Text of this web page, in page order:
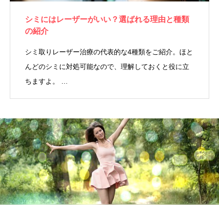
シミにはレーザーがいい？選ばれる理由と種類
の紹介
シミ取りレーザー治療の代表的な4種類をご紹介。ほと
んどのシミに対処可能なので、理解しておくと役に立
ちますよ。 …